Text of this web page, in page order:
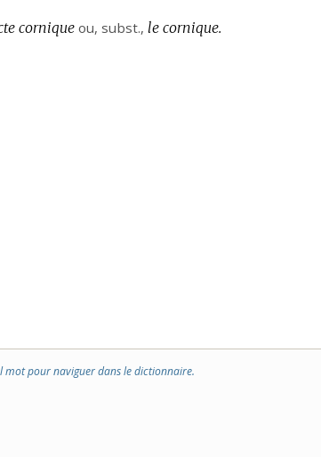
cornique ou, subst., le cornique.
mot pour naviguer dans le dictionnaire.